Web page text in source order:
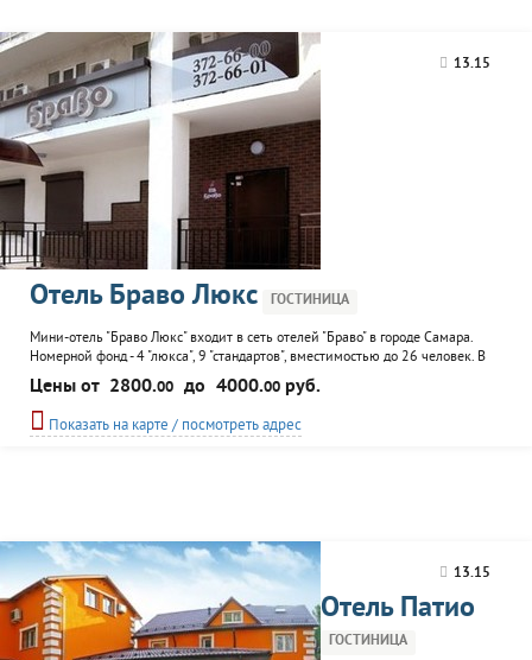
13.15
Отель Браво Люкс ГОСТИНИЦА
Мини-отель "Браво Люкс" входит в сеть отелей "Браво" в городе Самара.
Номерной фонд - 4 "люкса", 9 "стандартов", вместимостью до 26 человек. В
номерах - система вентилирования и система очищения воздуха
озонаторами, холодильник, телефон, интернет, рабочий стол, в душевой -
фен и гигиенические принадлежности. Возможен почасовой съем. К услугам
гостей...
Цены от 2800.00 до 4000.00 руб.
Показать на карте / посмотреть адрес
13.15
Отель Патио
ГОСТИНИЦА